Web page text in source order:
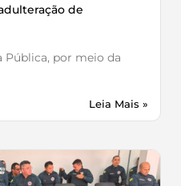
de
Pública, por meio da
Leia Mais »